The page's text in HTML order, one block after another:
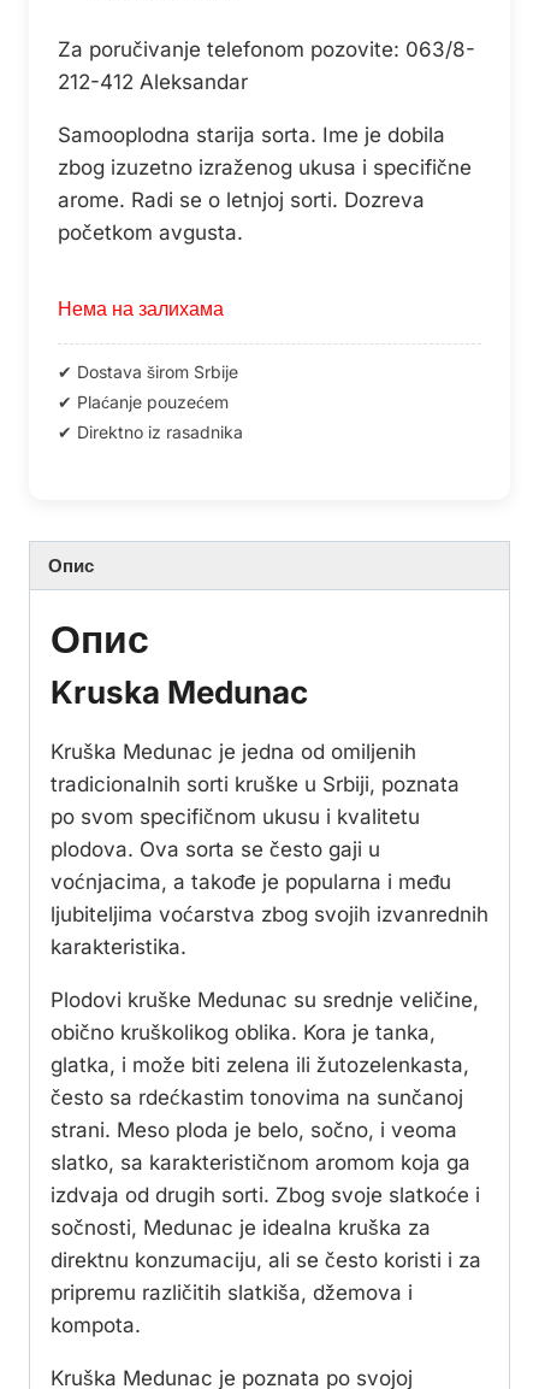
Za poručivanje telefonom pozovite: 063/8-
212-412 Aleksandar
Samooplodna starija sorta. Ime je dobila
zbog izuzetno izraženog ukusa i specifične
arome. Radi se o letnjoj sorti. Dozreva
početkom avgusta.
Нема на залихама
Опис
Опис
Kruska Medunac
Kruška Medunac je jedna od omiljenih
tradicionalnih sorti kruške u Srbiji, poznata
po svom specifičnom ukusu i kvalitetu
plodova. Ova sorta se često gaji u
voćnjacima, a takođe je popularna i među
ljubiteljima voćarstva zbog svojih izvanrednih
karakteristika.
Plodovi kruške Medunac su srednje veličine,
obično kruškolikog oblika. Kora je tanka,
glatka, i može biti zelena ili žutozelenkasta,
često sa rdećkastim tonovima na sunčanoj
strani. Meso ploda je belo, sočno, i veoma
slatko, sa karakterističnom aromom koja ga
izdvaja od drugih sorti. Zbog svoje slatkoće i
sočnosti, Medunac je idealna kruška za
direktnu konzumaciju, ali se često koristi i za
pripremu različitih slatkiša, džemova i
kompota.
Kruška Medunac je poznata po svojoj